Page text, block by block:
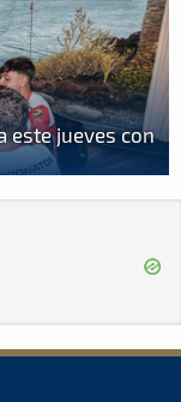
este jueves con